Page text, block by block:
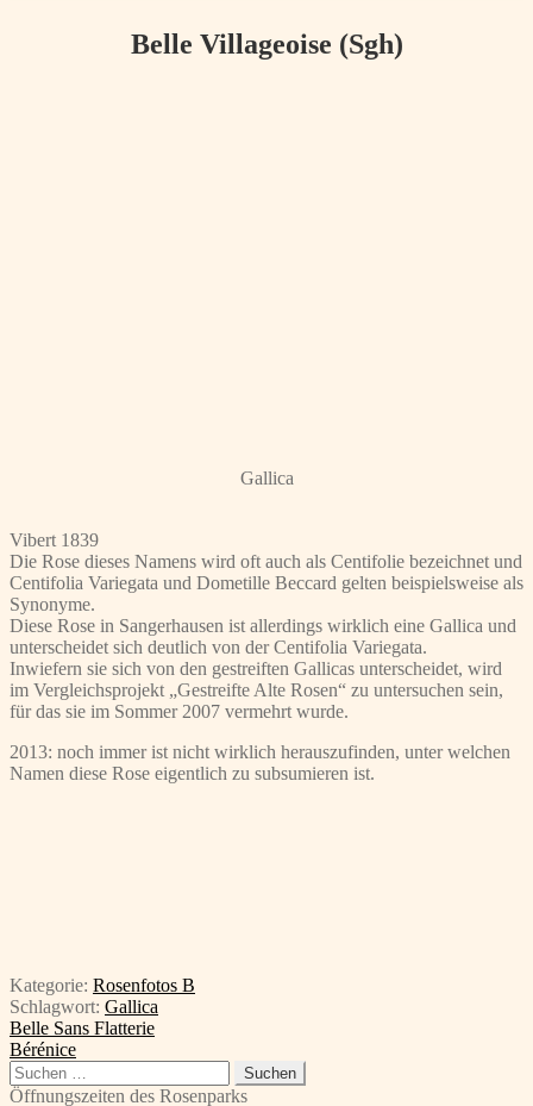
Belle Villageoise (Sgh)
Gallica
Vibert 1839
Die Rose dieses Namens wird oft auch als Centifolie bezeichnet und
Centifolia Variegata und Dometille Beccard gelten beispielsweise als
Synonyme.
Diese Rose in Sangerhausen ist allerdings wirklich eine Gallica und
unterscheidet sich deutlich von der Centifolia Variegata.
Inwiefern sie sich von den gestreiften Gallicas unterscheidet, wird
im Vergleichsprojekt „Gestreifte Alte Rosen“ zu untersuchen sein,
für das sie im Sommer 2007 vermehrt wurde.
2013: noch immer ist nicht wirklich herauszufinden, unter welchen
Namen diese Rose eigentlich zu subsumieren ist.
Kategorie: Rosenfotos B
Schlagwort: Gallica
Beitragsnavigation
Vorheriger
Beitrag:
Belle Sans Flatterie
Nächster
Beitrag:
Bérénice
Suchen
nach:
Öffnungszeiten des Rosenparks